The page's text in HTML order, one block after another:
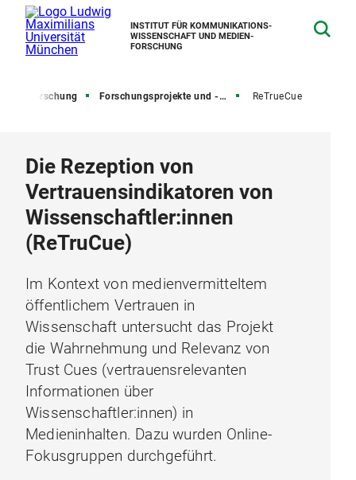
INSTITUT FÜR KOMMUNIKATIONS­
WISSENSCHAFT UND MEDIEN­
FORSCHUNG
Forschung Forschungsprojekte und -verbünde ReTrueCue
Die Rezeption von
Vertrauensindikatoren von
Wissenschaftler:innen
(ReTruCue)
Im Kontext von medienvermitteltem
öffentlichem Vertrauen in
Wissenschaft untersucht das Projekt
die Wahrnehmung und Relevanz von
Trust Cues (vertrauensrelevanten
Informationen über
Wissenschaftler:innen) in
Medieninhalten. Dazu wurden Online-
Fokusgruppen durchgeführt.